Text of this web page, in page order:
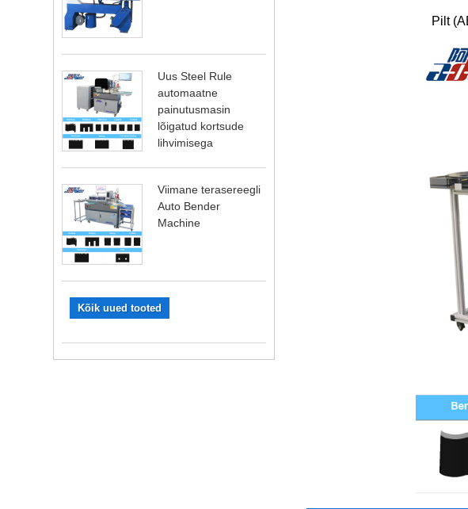
Uus Steel Rule
automaatne
painutusmasin
lõigatud kortsude
lihvimisega
Viimane terasereegli
Auto Bender
Machine
Kõik uued tooted
Pilt